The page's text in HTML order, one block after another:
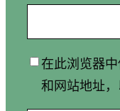
在此浏览器
和网站地址，